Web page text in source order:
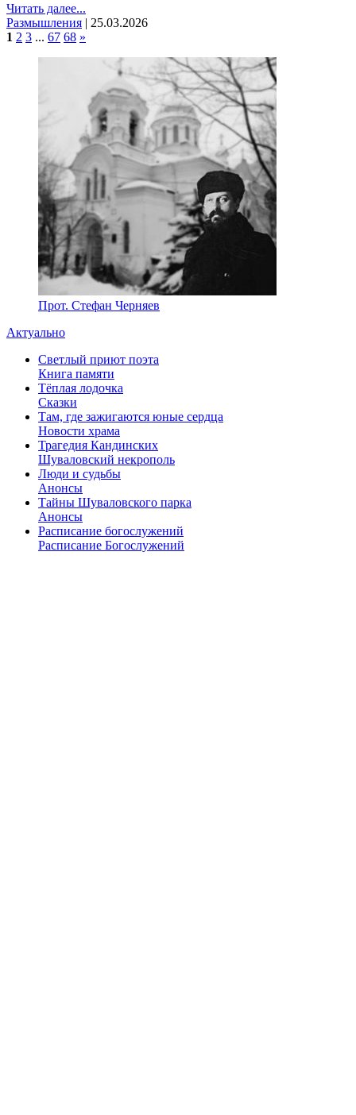
Читать далее...
Размышления | 25.03.2026
1 2 3 ... 67 68 »
Прот. Стефан Черняев
Актуально
Светлый приют поэта
Книга памяти
Тёплая лодочка
Сказки
Там, где зажигаются юные сердца
Новости храма
Трагедия Кандинских
Шуваловский некрополь
Люди и судьбы
Анонсы
Тайны Шуваловского парка
Анонсы
Расписание богослужений
Расписание Богослужений